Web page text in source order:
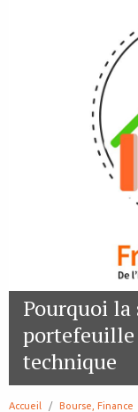
Pourquoi la
portefeuille
technique
Accueil
Bourse, Finance